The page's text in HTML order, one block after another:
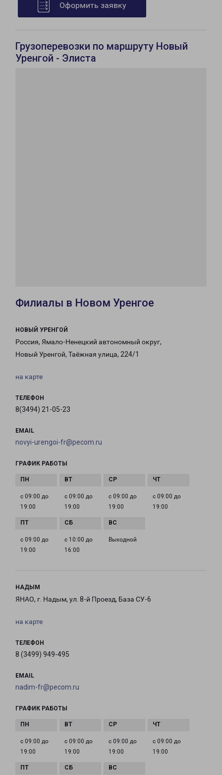
Оформить заявку
Грузоперевозки по маршруту Новый
Уренгой - Элиста
Филиалы в Новом Уренгое
НОВЫЙ УРЕНГОЙ
Россия, Ямало-Ненецкий автономный округ,
Новый Уренгой, Таёжная улица, 224/1
на карте
ТЕЛЕФОН
8(3494) 21-05-23
EMAIL
novyi-urengoi-fr@pecom.ru
ГРАФИК РАБОТЫ
с 09:00 до
19:00
с 09:00 до
19:00
с 09:00 до
19:00
с 09:00 до
19:00
с 09:00 до
19:00
с 10:00 до
16:00
Выходной
НАДЫМ
ЯНАО, г. Надым, ул. 8-й Проезд, База СУ-6
на карте
ТЕЛЕФОН
8 (3499) 949-495
EMAIL
nadim-fr@pecom.ru
ГРАФИК РАБОТЫ
с 09:00 до
19:00
с 09:00 до
19:00
с 09:00 до
19:00
с 09:00 до
19:00